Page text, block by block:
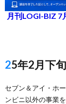
月刊LOGI-BIZ 7
25年2月下
セブン＆アイ・ホ
ンビニ以外の事業